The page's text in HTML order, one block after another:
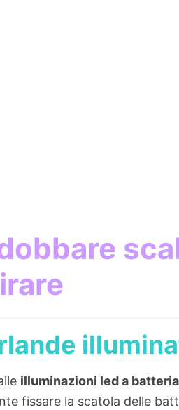
illuminazioni led a batteria
fissare la scatola delle